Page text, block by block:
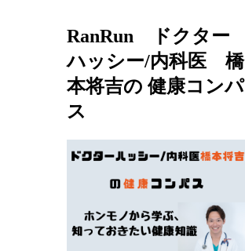
RanRun ドクター
ハッシー/内科医 橋
本将吉の 健康コンパ
ス